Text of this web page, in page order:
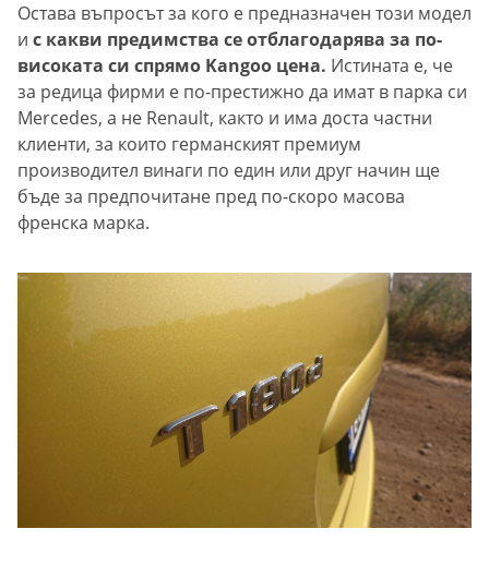
Остава въпросът за кого е предназначен този модел
и с какви предимства се отблагодарява за по-
високата си спрямо Kangoo цена. Истината е, че
за редица фирми е по-престижно да имат в парка си
Mercedes, а не Renault, както и има доста частни
клиенти, за които германският премиум
производител винаги по един или друг начин ще
бъде за предпочитане пред по-скоро масова
френска марка.